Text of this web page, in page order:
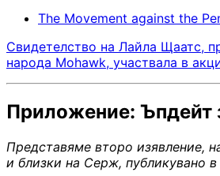
The Movement against the
Свидетелство на Лайла Щаатс,
народа Mohawk, участвала в
Приложение: Ъпдейт
Представяме второ изявление,
и близки на Серж, публикувано